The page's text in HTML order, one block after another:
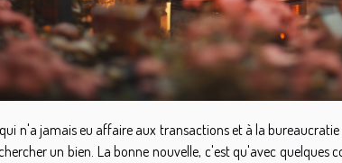
n'a jamais eu affaire aux transactions et à la
un bien. La bonne nouvelle, c'est qu'avec quelques